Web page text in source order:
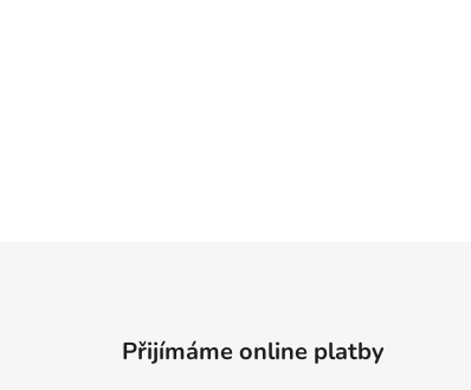
Přijímáme online platby